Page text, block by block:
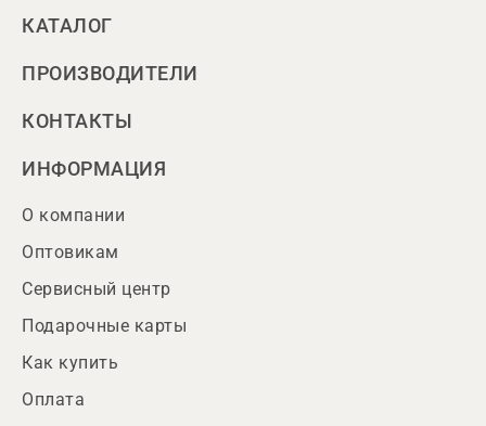
КАТАЛОГ
ПРОИЗВОДИТЕЛИ
КОНТАКТЫ
ИНФОРМАЦИЯ
О компании
Оптовикам
Сервисный центр
Подарочные карты
Как купить
Оплата